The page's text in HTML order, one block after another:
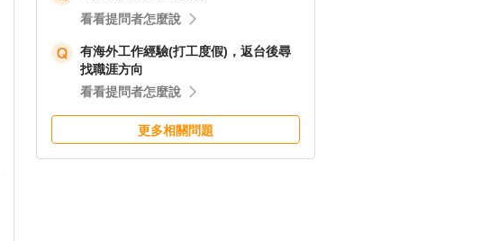
看看提問者怎麼說
有海外工作經驗(打工度假)，返台後尋
找職涯方向
看看提問者怎麼說
更多相關問題